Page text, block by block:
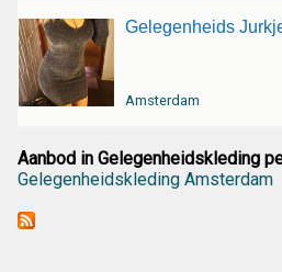
Gelegenheids
Amsterdam
Aanbod in Gelegenheidskleding
Gelegenheidskleding Amsterdam